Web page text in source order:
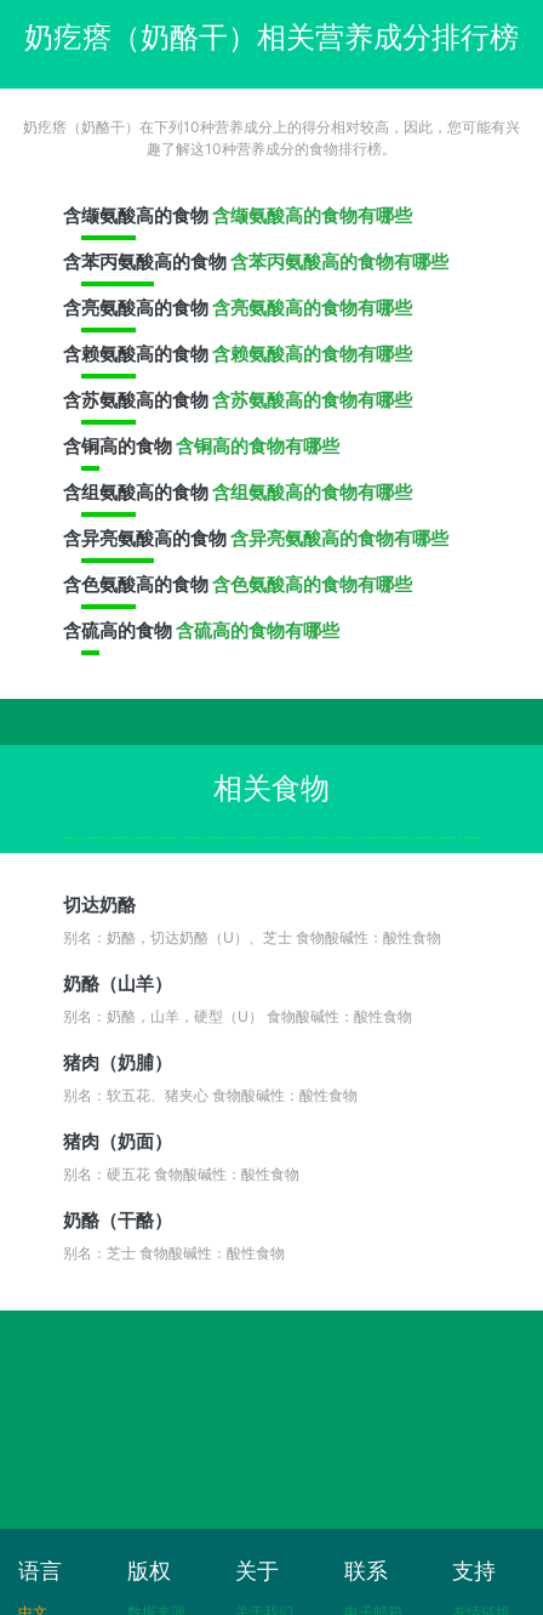
奶疙瘩（奶酪干）相关营养成分排行榜
奶疙瘩（奶酪干）在下列10种营养成分上的得分相对较高，因此，您可能有兴
趣了解这10种营养成分的食物排行榜。
含缬氨酸高的食物含缬氨酸高的食物有哪些
含苯丙氨酸高的食物含苯丙氨酸高的食物有哪些
含亮氨酸高的食物含亮氨酸高的食物有哪些
含赖氨酸高的食物含赖氨酸高的食物有哪些
含苏氨酸高的食物含苏氨酸高的食物有哪些
含铜高的食物含铜高的食物有哪些
含组氨酸高的食物含组氨酸高的食物有哪些
含异亮氨酸高的食物含异亮氨酸高的食物有哪些
含色氨酸高的食物含色氨酸高的食物有哪些
含硫高的食物含硫高的食物有哪些
相关食物
切达奶酪
别名：奶酪，切达奶酪（U）、芝士食物酸碱性：酸性食物
奶酪（山羊）
别名：奶酪，山羊，硬型（U）食物酸碱性：酸性食物
猪肉（奶脯）
别名：软五花、猪夹心食物酸碱性：酸性食物
猪肉（奶面）
别名：硬五花食物酸碱性：酸性食物
奶酪（干酪）
别名：芝士食物酸碱性：酸性食物
语言 版权 关于 联系 支持